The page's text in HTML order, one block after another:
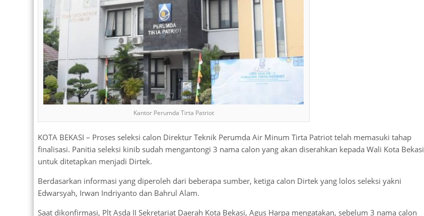
Kantor Perumda Tirta Patriot
KOTA BEKASI – Proses seleksi calon Direktur Teknik Perumda Air Minum Tirta Patriot telah memasuki tahap
finalisasi. Panitia seleksi kinib sudah mengantongi 3 nama calon yang akan diserahkan kepada Wali Kota Bekasi
untuk ditetapkan menjadi Dirtek.
Berdasarkan informasi yang diperoleh dari beberapa sumber, ketiga calon Dirtek yang lolos seleksi yakni
Edwarsyah, Irwan Indriyanto dan Bahrul Alam.
Saat dikonfirmasi, Plt Asda II Sekretariat Daerah Kota Bekasi, Agus Harpa mengatakan, sebelum 3 nama calon